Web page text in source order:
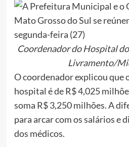
Coordenador do Hospital
Livramento/
O coordenador explicou que
hospital é de R$ 4,025
soma R$ 3,250 milhões. A
para arcar com os salários e
dos médicos.